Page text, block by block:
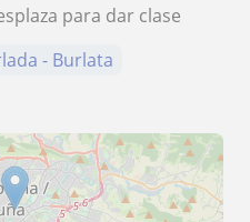
para dar clase
- Burlata